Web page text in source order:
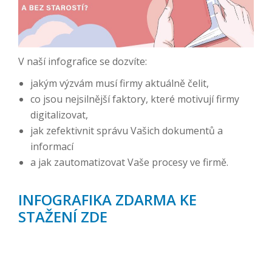
V naší infografice se dozvíte:
jakým výzvám musí firmy aktuálně čelit,
co jsou nejsilnější faktory, které motivují firmy
digitalizovat,
jak zefektivnit správu Vašich dokumentů a
informací
a jak zautomatizovat Vaše procesy ve firmě.
INFOGRAFIKA ZDARMA KE
STAŽENÍ ZDE